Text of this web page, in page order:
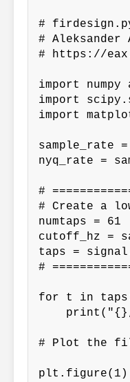
#
# Aleksander
# https://
import numpy
import
import
sample_rate
nyq_rate =
#
# Create a
numtaps = 61
cutoff_hz =
taps =
#
for t in
# Plot the
plt.figure(1)